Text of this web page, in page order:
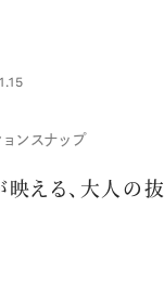
ンスナップ
える、大人の抜